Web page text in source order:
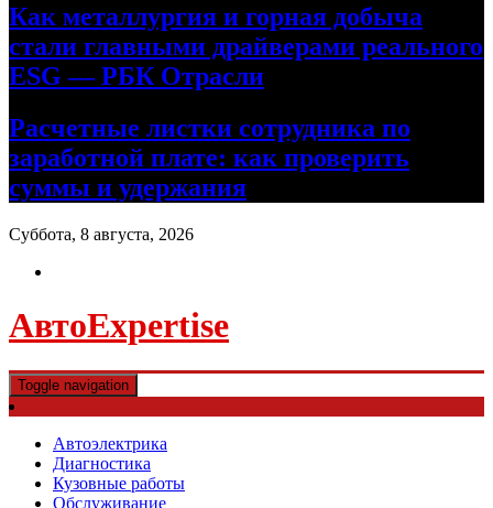
Как металлургия и горная добыча
стали главными драйверами реального
ESG — РБК Отрасли
Расчетные листки сотрудника по
заработной плате: как проверить
суммы и удержания
Суббота, 8 августа, 2026
АвтоExpertise
Toggle navigation
Автоэлектрика
Диагностика
Кузовные работы
Обслуживание